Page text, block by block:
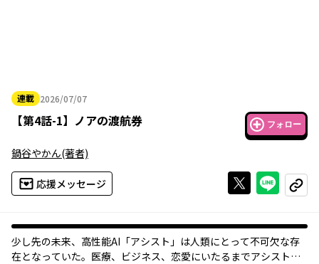
連載 2026/07/07
2026年07月07日
【第4話-1】 ノアの渡航券 フォロー
鍋谷やかん(著者)
応援メッセージ Xで投稿する
ライン
コピー
少し先の未来、高性能AI「アシスト」は人類にとって不可欠な存
在となっていた。医療、ビジネス、恋愛にいたるまでアシストが